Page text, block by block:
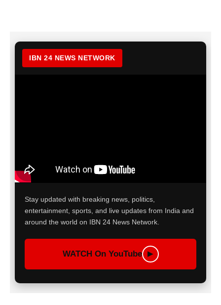
IBN 24 NEWS NETWORK
Stay updated with breaking news, politics,
entertainment, sports, and live updates from India and
around the world on IBN 24 News Network.
WATCH On YouTube ▶